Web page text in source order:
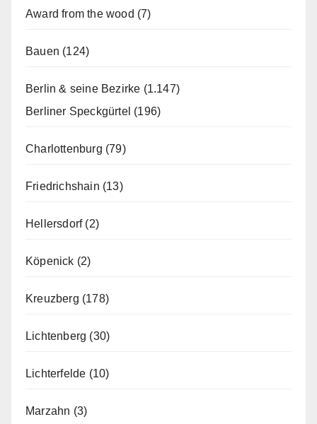
Award from the wood (7)
Bauen (124)
Berlin & seine Bezirke (1.147)
Berliner Speckgürtel (196)
Charlottenburg (79)
Friedrichshain (13)
Hellersdorf(2)
Köpenick (2)
Kreuzberg (178)
Lichtenberg (30)
Lichterfelde (10)
Marzahn (3)